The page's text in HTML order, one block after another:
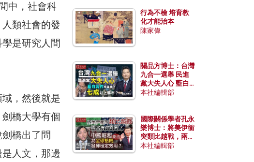
中，社會科
類社會的發
是研究人間
，然後就是
橋大學有個
橋出了問
人文，那邊
行為不檢 培育教
化才能治本
陳家偉
關品方博士：台灣
九合一選舉 民進
黨大失人心 藍白
合作有望拿下七成
本社編輯部
國際關係學者孔永
樂博士：將美伊衝
突類比越戰，兩者
有何異同？中國崛
本社編輯部